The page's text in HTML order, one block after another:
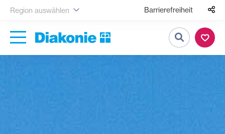
Region auswählen Barrierefreiheit
Suche